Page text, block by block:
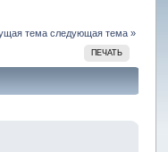
тема следующая тема »
ПЕЧАТЬ